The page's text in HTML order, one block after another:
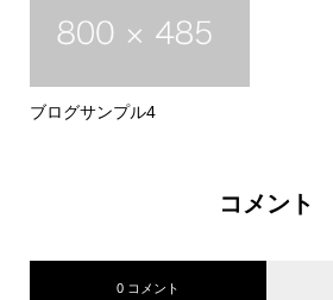
ブログサンプル4
コメント
0 コメント